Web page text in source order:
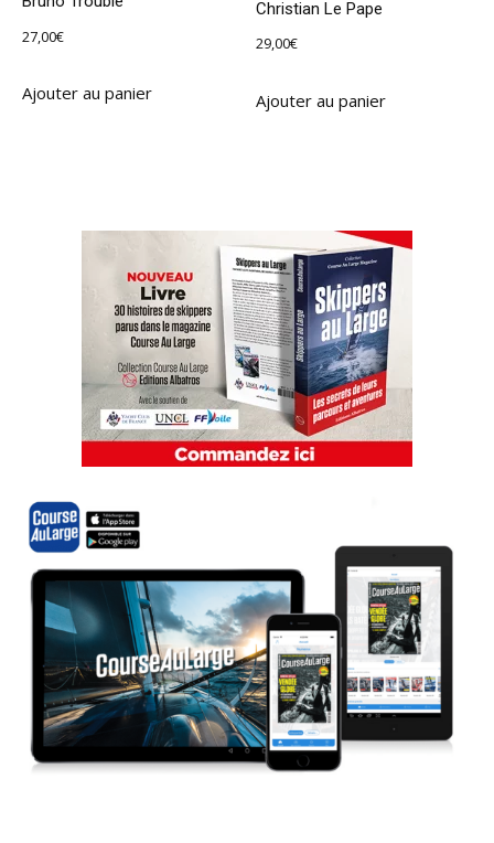
27,00€
Ajouter au panier
Christian Le Pape
29,00€
Ajouter au panier